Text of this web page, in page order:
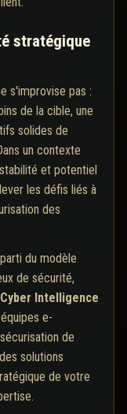
stratégique
s'improvise pas :
de la cible, une
solides de
un contexte
et potentiel
les défis liés à
des
du modèle
de sécurité,
Cyber Intelligence
e-
de
solutions
de votre